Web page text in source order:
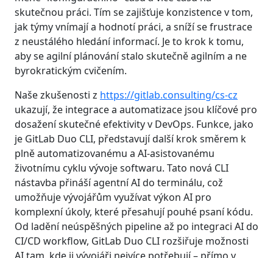
skutečnou práci. Tím se zajišťuje konzistence v tom,
jak týmy vnímají a hodnotí práci, a sníží se frustrace
z neustálého hledání informací. Je to krok k tomu,
aby se agilní plánování stalo skutečně agilním a ne
byrokratickým cvičením.
Naše zkušenosti z https://gitlab.consulting/cs-cz
ukazují, že integrace a automatizace jsou klíčové pro
dosažení skutečné efektivity v DevOps. Funkce, jako
je GitLab Duo CLI, představují další krok směrem k
plně automatizovanému a AI-asistovanému
životnímu cyklu vývoje softwaru. Tato nová CLI
nástavba přináší agentní AI do terminálu, což
umožňuje vývojářům využívat výkon AI pro
komplexní úkoly, které přesahují pouhé psaní kódu.
Od ladění neúspěšných pipeline až po integraci AI do
CI/CD workflow, GitLab Duo CLI rozšiřuje možnosti
AI tam, kde ji vývojáři nejvíce potřebují – přímo v